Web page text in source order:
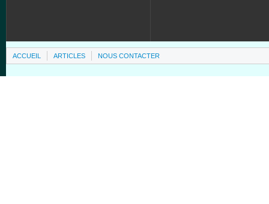
ACCUEIL ARTICLES NOUS CONTACTER